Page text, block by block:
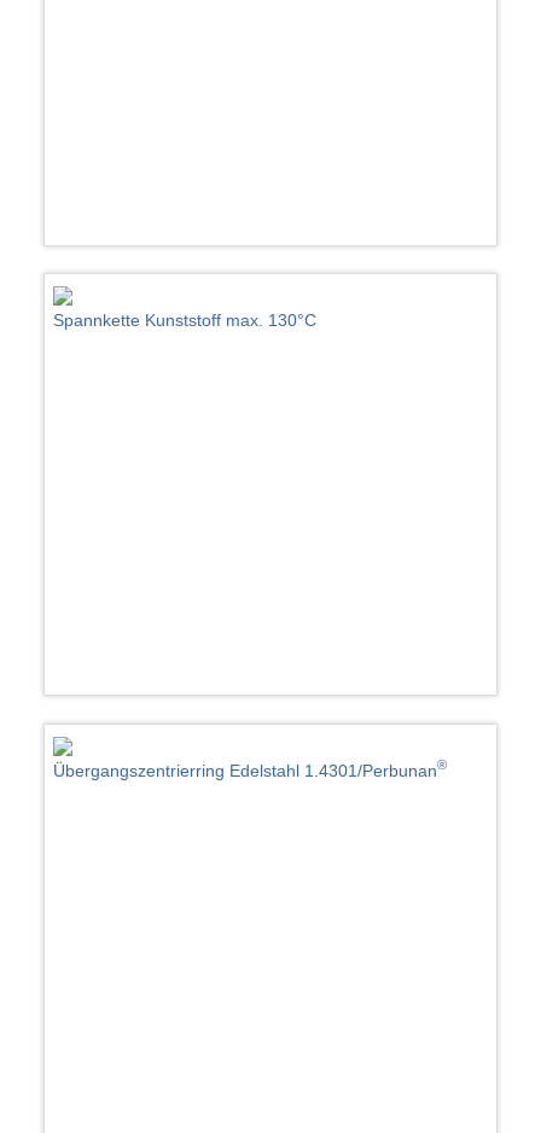
Spannkette Kunststoff max. 130°C
Übergangszentrierring Edelstahl 1.4301/Perbunan®